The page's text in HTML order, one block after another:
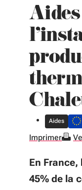
Aides
Imprimer
En
45% de la